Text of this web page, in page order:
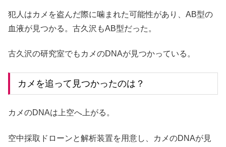
犯人はカメを盗んだ際に噛まれた可能性があり、AB型の
血液が見つかる。古久沢もAB型だった。
古久沢の研究室でもカメのDNAが見つかっている。
カメを追って見つかったのは？
カメのDNAは上空へ上がる。
空中採取ドローンと解析装置を用意し、カメのDNAが見